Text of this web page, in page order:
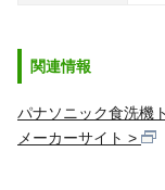
関連情報
パナソニック食洗機
メーカーサイト